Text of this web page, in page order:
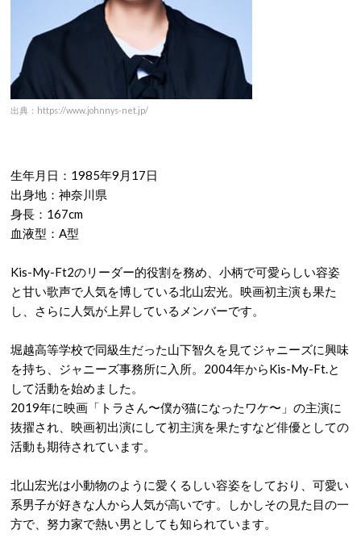
出典：https://www.johnnys-net.jp/
生年月日：1985年9月17日
出身地：神奈川県
身長：167cm
血液型：A型
Kis-My-Ft2のリーダー的役割を務め、小柄で可愛らしい容姿
と甘い歌声で人気を博している北山宏光。映画初主演も果た
し、さらに人気が上昇しているメンバーです。
堀越高等学校で同級生だった山下智久を見てジャニーズに興味
を持ち、ジャニーズ事務所に入所。2004年からKis-My-Ft.と
して活動を始めました。
2019年に映画「トラさん〜僕が猫になったワケ〜」の主演に
抜擢され、映画初出演にして初主演を果たすなど俳優としての
活動も期待されています。
北山宏光は小動物のように愛くるしい容姿をしており、可愛い
系男子が好きな人から人気が高いです。しかしその見た目の一
方で、努力家で熱い男としても知られています。